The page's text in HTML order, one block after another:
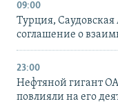
09:00
Турция,
соглашение о
23:00
Нефтяной гигант
повлияли на его